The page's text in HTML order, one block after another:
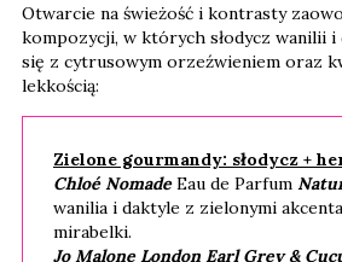
Otwarcie na świeżość i kontrasty
kompozycji, w których słodycz wanilii
się z cytrusowym orzeźwieniem oraz
lekkością:
Zielone gourmandy: słodycz +
Chloé NomadeEau de Parfum
wanilia i daktyle z zielonymi
mirabelki.
Jo Malone London Earl Grey &